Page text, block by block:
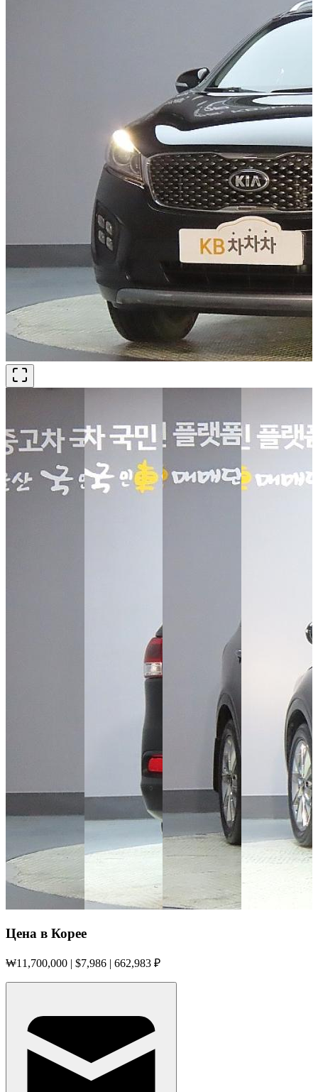
Цена в Корее
₩11,700,000 | $7,986 | 662,983 ₽